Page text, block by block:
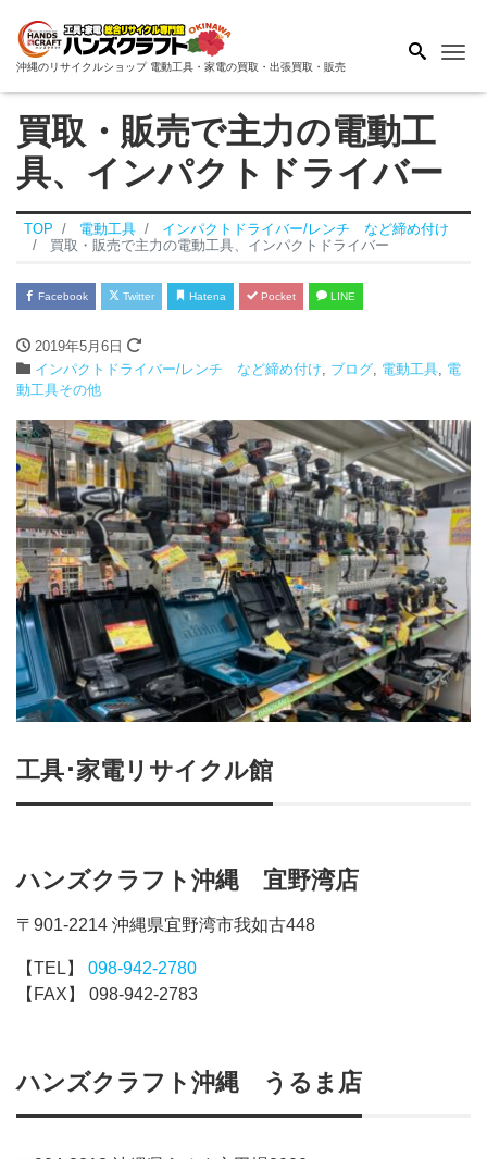
沖縄のリサイクルショップ 電動工具・家電の買取・出張買取・販売
買取・販売で主力の電動工
具、インパクトドライバー
TOP 電動工具
インパクトドライバー/レンチ など締め付け
買取・販売で主力の電動工具、インパクトドライバー
Facebook Twitter Hatena Pocket LINE
2019年5月6日
インパクトドライバー/レンチ など締め付け
ブログ 電動工具 電
動工具その他
工具･家電リサイクル館
ハンズクラフト沖縄 宜野湾店
〒901-2214 沖縄県宜野湾市我如古448
【TEL】 098-942-2780
【FAX】 098-942-2783
ハンズクラフト沖縄 うるま店